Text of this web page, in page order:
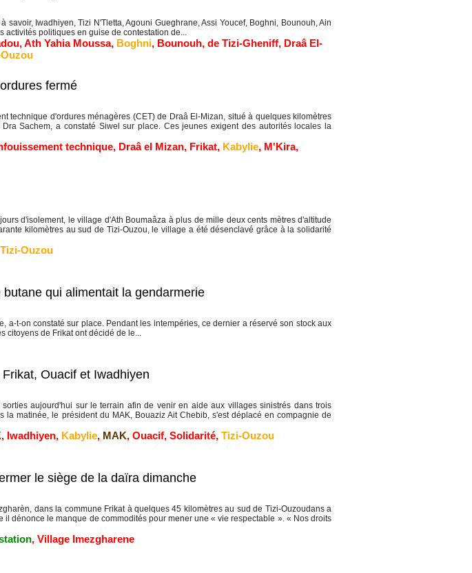
Iwadhiyen, Tizi N'Tletta, Agouni Gueghrane, Assi Youcef, Boghni, Bounouh, Ain
activités politiques en guise de contestation de...
,Ath Yahia Moussa, Boghni, Bounouh, de Tizi-Gheniff, Draâ El-
fermé
technique d'ordures ménagères (CET) de Draâ El-Mizan, situé à quelques kilomètres
Sachem, a constaté Siwel sur place. Ces jeunes exigent des autorités locales la
technique, Draâ el Mizan, Frikat, Kabylie, M'Kira,
d'isolement, le village d'Ath Boumaâza à plus de mille deux cents mètres d'altitude
kilomètres au sud de Tizi-Ouzou, le village a été désenclavé grâce à la solidarité
Tizi-Ouzou
qui alimentait la gendarmerie
a-t-on constaté sur place. Pendant les intempéries, ce dernier a réservé son stock aux
citoyens de Frikat ont décidé de le...
Ouacif et Iwadhiyen
aujourd'hui sur le terrain afin de venir en aide aux villages sinistrés dans trois
la matinée, le président du MAK, Bouaziz Ait Chebib, s'est déplacé en compagnie de
, Iwadhiyen, Kabylie, MAK, Ouacif, Solidarité, Tizi-Ouzou
le siège de la daïra dimanche
dans la commune Frikat à quelques 45 kilomètres au sud de Tizi-Ouzoudans a
dénonce le manque de commodités pour mener une « vie respectable ». « Nos droits
, Village Imezgharene